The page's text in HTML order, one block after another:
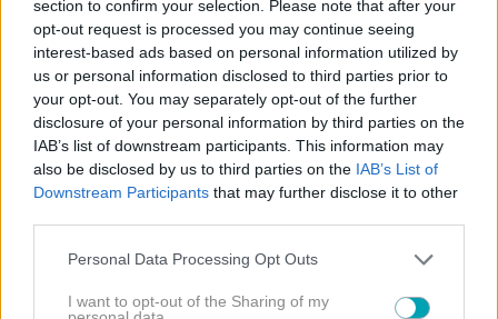
section to confirm your selection. Please note that after your
opt-out request is processed you may continue seeing
interest-based ads based on personal information utilized by
us or personal information disclosed to third parties prior to
your opt-out. You may separately opt-out of the further
disclosure of your personal information by third parties on the
IAB’s list of downstream participants. This information may
also be disclosed by us to third parties on the IAB’s List of
Downstream Participants that may further disclose it to other
Please note that this website/app uses one or more Google
not limited to your visit or usage behaviour. You may click to
Personal Data Processing Opt Outs
I want to opt-out of the Sharing of my